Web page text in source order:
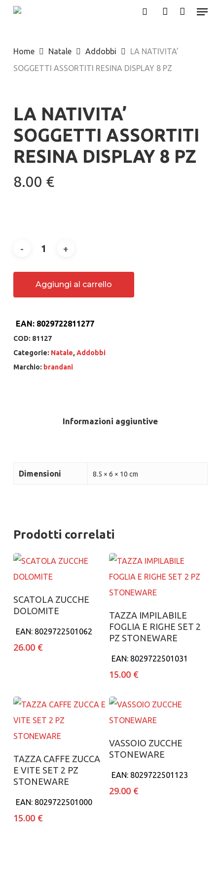
Skip
content
Menu
Home Natale Addobbi
LA NATIVITA’
SOGGETTI ASSORTITI RESINA DISPLAY 8 PZ
LA NATIVITA’
SOGGETTI ASSORTITI
RESINA DISPLAY 8 PZ
8.00 €
Aggiungi al carrello
EAN: 8029722811277
COD: 81127
Categorie: Natale, Addobbi
Marchio: brandani
Informazioni aggiuntive
Dimensioni 8.5 × 6 × 10 cm
Prodotti correlati
Aggiungi al carrello
SCATOLA ZUCCHE
DOLOMITE
EAN: 8029722501062
26.00 €
Aggiungi al carrello
TAZZA IMPILABILE
FOGLIA E RIGHE SET 2
PZ STONEWARE
EAN: 8029722501031
15.00 €
Aggiungi al carrello
TAZZA CAFFE ZUCCA
E VITE SET 2 PZ
STONEWARE
EAN: 8029722501000
15.00 €
Aggiungi al carrello
VASSOIO ZUCCHE
STONEWARE
EAN: 8029722501123
29.00 €